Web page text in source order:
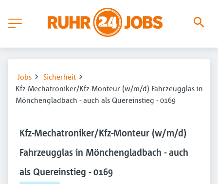
Jobs
Sicherheit
Kfz-Mechatroniker/Kfz-Monteur (w/m/d) Fahrzeugglas in
Mönchengladbach - auch als Quereinstieg - 0169
Kfz-Mechatroniker/Kfz-Monteur (w/m/d)
Fahrzeugglas in Mönchengladbach - auch
als Quereinstieg - 0169